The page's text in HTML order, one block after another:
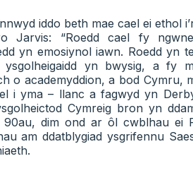
iddo beth mae cael ei ethol
Jarvis: “Roedd cael fy
yn emosiynol iawn. Roedd
ysgolheigaidd yn bwysig, a fy
o academyddion, a bod
i yma – llanc a fagwyd yn
Cymreig bron yn
90au, dim ond ar ôl cwblhau ei
am ddatblygiad ysgrifennu